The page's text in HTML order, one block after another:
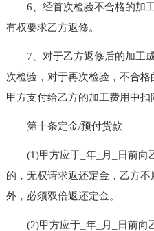
6、经首次检验不合格的加工
有权要求乙方返修。
7、对于乙方返修后的加工成
次检验，对于再次检验，不合
甲方支付给乙方的加工费用中扣
第十条定金/预付货款
(1)甲方应于_年_月_日前向
的，无权请求返还定金，乙方
外，必须双倍返还定金。
(2)甲方应于_年_月_日前向